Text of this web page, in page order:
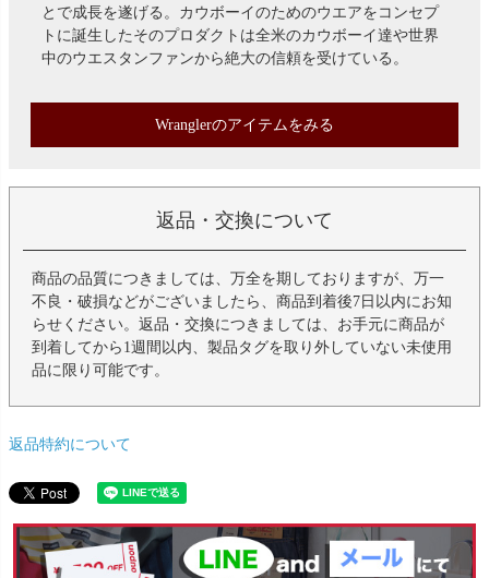
とで成長を遂げる。カウボーイのためのウエアをコンセプ
トに誕生したそのプロダクトは全米のカウボーイ達や世界
中のウエスタンファンから絶大の信頼を受けている。
Wranglerのアイテムをみる
返品・交換について
商品の品質につきましては、万全を期しておりますが、万一
不良・破損などがございましたら、商品到着後7日以内にお知
らせください。返品・交換につきましては、お手元に商品が
到着してから1週間以内、製品タグを取り外していない未使用
品に限り可能です。
返品特約について